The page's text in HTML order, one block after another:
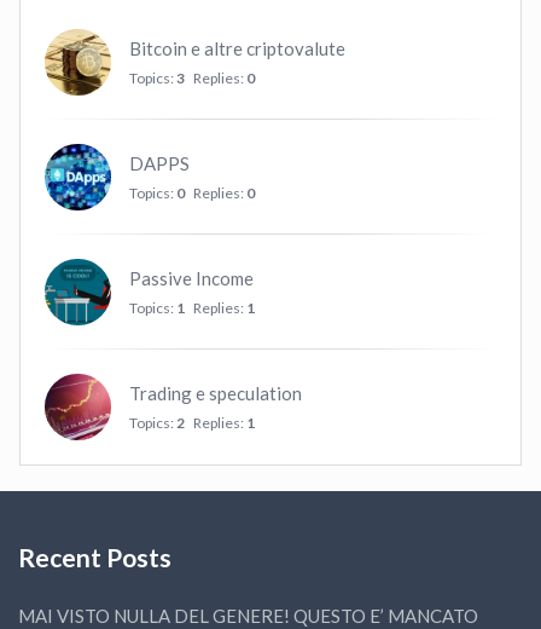
Bitcoin e altre criptovalute
Topics: 3 Replies: 0
DAPPS
Topics: 0 Replies: 0
Passive Income
Topics: 1 Replies: 1
Trading e speculation
Topics: 2 Replies: 1
Recent Posts
MAI VISTO NULLA DEL GENERE! QUESTO E’ MANCATO